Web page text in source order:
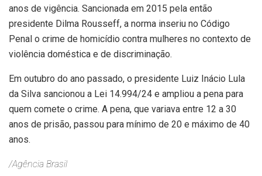
anos de vigência. Sancionada em 2015 pela então
presidente Dilma Rousseff, a norma inseriu no Código
Penal o crime de homicídio contra mulheres no contexto de
violência doméstica e de discriminação.
Em outubro do ano passado, o presidente Luiz Inácio Lula
da Silva sancionou a Lei 14.994/24 e ampliou a pena para
quem comete o crime. A pena, que variava entre 12 a 30
anos de prisão, passou para mínimo de 20 e máximo de 40
anos.
/Agência Brasil